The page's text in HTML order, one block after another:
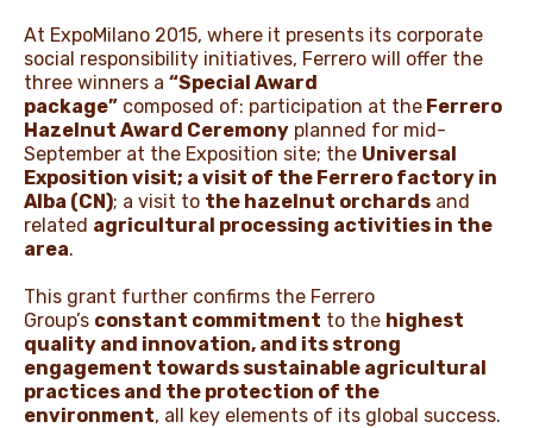
At ExpoMilano 2015, where it presents its corporate
social responsibility initiatives, Ferrero will offer the
three winners a “Special Award
package” composed of: participation at the Ferrero
Hazelnut Award Ceremony planned for mid-
September at the Exposition site; the Universal
Exposition visit; a visit of the Ferrero factory in
Alba (CN); a visit to the hazelnut orchards and
related agricultural processing activities in the
area.
This grant further confirms the Ferrero
Group’s constant commitment to the highest
quality and innovation, and its strong
engagement towards sustainable agricultural
practices and the protection of the
environment, all key elements of its global success.